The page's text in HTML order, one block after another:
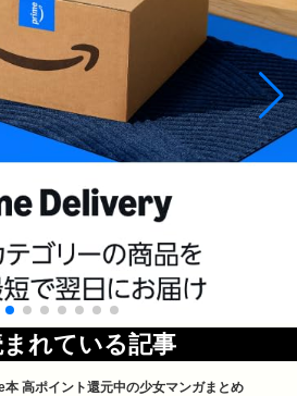
れている記事
高ポイント還元中の少女マンガまとめ